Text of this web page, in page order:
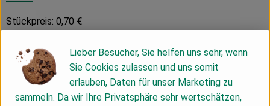
Stückpreis: 0,70 €
Zutaten: Weizenmehl 630 61%, Wasser 36%, Olivenöl 2%,
Steinsalz 1%, Hefe 1%, Gerstenmalz 1%
alle Zutaten aus ökologischem Anbau
Lieber Besucher, Sie helfen uns sehr, wenn
Sie Cookies zulassen und uns somit
erlauben, Daten für unser Marketing zu
sammeln. Da wir Ihre Privatsphäre sehr wertschätzen,